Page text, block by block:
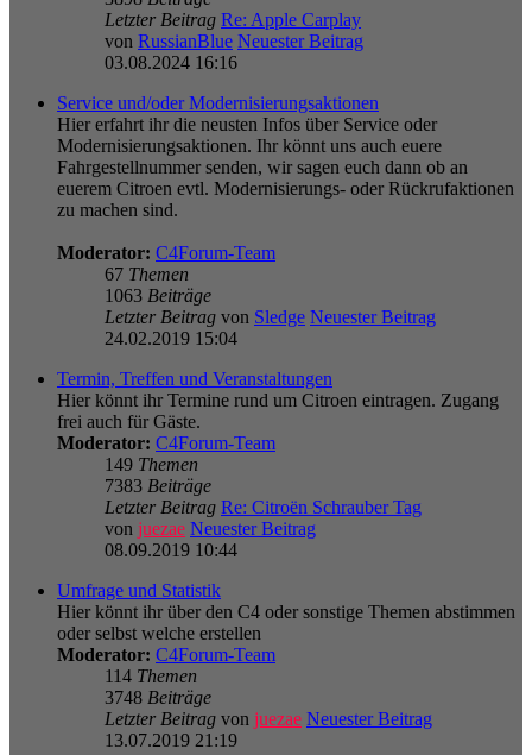
Letzter Beitrag Re: Apple Carplay
von RussianBlue Neuester Beitrag
03.08.2024 16:16
Service und/oder Modernisierungsaktionen
Hier erfahrt ihr die neusten Infos über Service oder
Modernisierungsaktionen. Ihr könnt uns auch euere
Fahrgestellnummer senden, wir sagen euch dann ob an
euerem Citroen evtl. Modernisierungs- oder Rückrufaktionen
zu machen sind.
Moderator: C4Forum-Team
67 Themen
1063 Beiträge
Letzter Beitrag von Sledge Neuester Beitrag
24.02.2019 15:04
Termin, Treffen und Veranstaltungen
Hier könnt ihr Termine rund um Citroen eintragen. Zugang
frei auch für Gäste.
Moderator: C4Forum-Team
149 Themen
7383 Beiträge
Letzter Beitrag Re: Citroën Schrauber Tag
von juezae Neuester Beitrag
08.09.2019 10:44
Umfrage und Statistik
Hier könnt ihr über den C4 oder sonstige Themen abstimmen
oder selbst welche erstellen
Moderator: C4Forum-Team
114 Themen
3748 Beiträge
Letzter Beitrag von juezae Neuester Beitrag
13.07.2019 21:19